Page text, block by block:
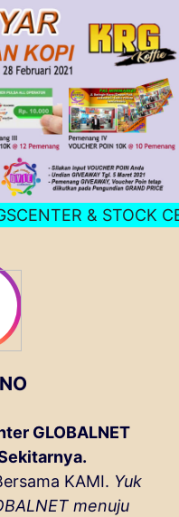
& STOCK
GLOBALNET
KAMI. Yuk
menuju